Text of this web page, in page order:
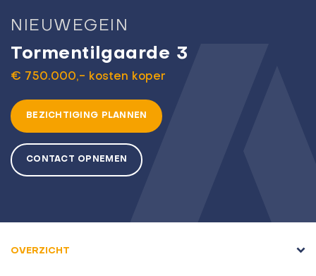
NIEUWEGEIN
Tormentilgaarde 3
€ 750.000,- kosten koper
BEZICHTIGING PLANNEN
CONTACT OPNEMEN
OVERZICHT